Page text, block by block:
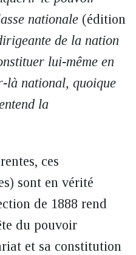
nationale (édition
de la nation
lui-même en
là national, quoique
la
ces
sont en vérité
de 1888 rend
du pouvoir
et sa constitution